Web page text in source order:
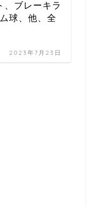
、ブレーキラ
球、他、全
2023年7月23日